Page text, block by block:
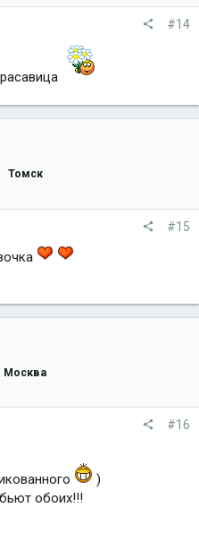
#14
Томск
#15
Москва
#16
)
обоих!!!